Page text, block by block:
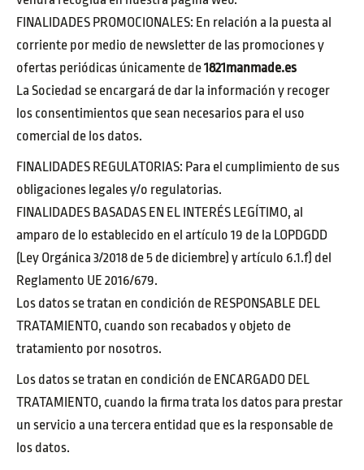
FINALIDADES PROMOCIONALES: En relación a la puesta al
corriente por medio de newsletter de las promociones y
ofertas periódicas únicamente de1821manmade.es
La Sociedad se encargará de dar la información y recoger
los consentimientos que sean necesarios para el uso
comercial de los datos.
FINALIDADES REGULATORIAS: Para el cumplimiento de sus
obligaciones legales y/o regulatorias.
FINALIDADES BASADAS EN EL INTERÉS LEGÍTIMO, al
amparo de lo establecido en el artículo 19 de la LOPDGDD
(Ley Orgánica 3/2018 de 5 de diciembre) y artículo 6.1.f) del
Reglamento UE 2016/679.
Los datos se tratan en condición de RESPONSABLE DEL
TRATAMIENTO, cuando son recabados y objeto de
tratamiento por nosotros.
Los datos se tratan en condición de ENCARGADO DEL
TRATAMIENTO, cuando la firma trata los datos para prestar
un servicio a una tercera entidad que es la responsable de
los datos.